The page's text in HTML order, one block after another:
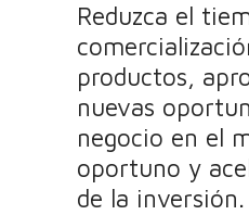
Reduzca el
productos,
nuevas
negocio en el
oportuno y
de la inversión.